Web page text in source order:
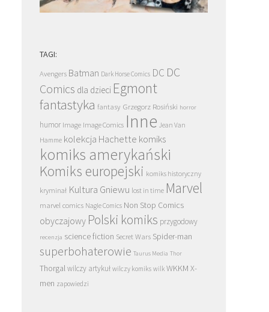
TAGI:
Avengers Batman Dark Horse Comics DC DC
Comics dla dzieci Egmont
fantastyka fantasy Grzegorz Rosiński horror
humor Image Image Comics Inne Jean Van
Hamme kolekcja Hachette komiks
komiks amerykański
Komiks europejski komiks historyczny
kryminał Kultura Gniewu lost in time Marvel
marvel comics Nagle Comics Non Stop Comics
obyczajowy Polski komiks przygodowy
recenzja science fiction Secret Wars Spider-man
superbohaterowie Taurus Media Thor
Thorgalwilczy artykuł wilczy komiks wilk WKKM X-
men zapowiedzi